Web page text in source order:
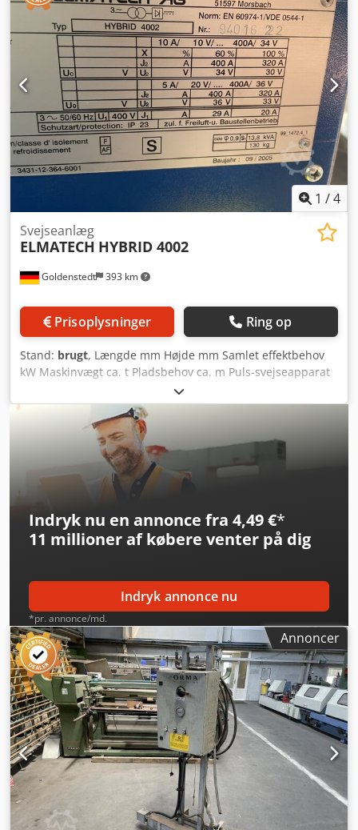
1 /4
Goldenstedt 393 km
Svejseanlæg
ELMATECH HYBRID 4002
Prisoplysninger Ring op
Stand: brugt, Længde mm Højde mm Samlet effektbehov
kW Maskinvægt ca. t Pladsbehov ca. m Puls-svejseapparat
Hybrid 4002 Årgang 2005 Trækværk / 4-hjuls
trådfremføring DV 39 Maskinnr.: 940 16 222 - Svejseslange
4000 mm - Jordkabel 70 kvadrat, 5000 mm -
Mellemslangepakke ca. 4000 mm - Slangepakke Binzel
MB511 Dodpol Ebxksfx Akmskr Pulsstrøm
Indryk nu en annonce fra 4,49 €*
11 millioner af købere venter på dig
Indryk annonce nu
*pr. annonce/md.
Annoncer